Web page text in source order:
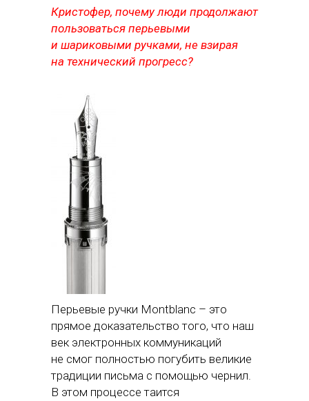
Кристофер, почему люди продолжают
пользоваться перьевыми
и шариковыми ручками, не взирая
на технический прогресс?
Перьевые ручки Montblanc – это
прямое доказательство того, что наш
век электронных коммуникаций
не смог полностью погубить великие
традиции письма с помощью чернил.
В этом процессе таится